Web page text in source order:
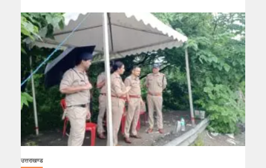
उत्तराखण्ड